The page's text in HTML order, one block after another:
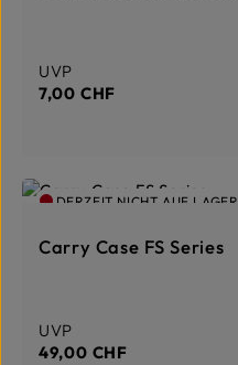
Regulärer Preis:
UVP
7,00 CHF
DERZEIT NICHT AUF LAGER
Carry Case FS Series
Regulärer Preis:
UVP
49,00 CHF